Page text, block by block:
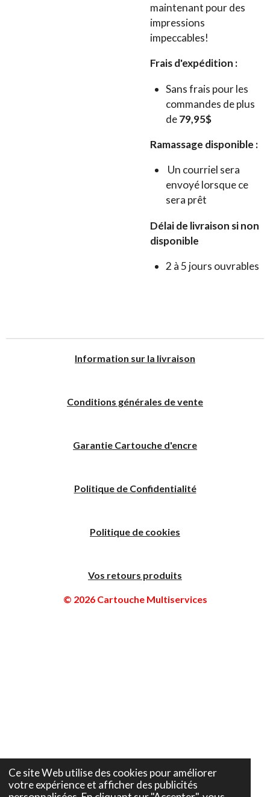
Ce site Web utilise des cookies pour améliorer
votre expérience et afficher des publicités
maintenant pour des
impressions
impeccables!
Frais d'expédition :
Sans frais pour les
commandes de plus
de79,95$
Ramassage disponible :
Un courriel sera
envoyé lorsque ce
sera prêt
Délai de livraison si non
disponible
2 à 5 jours ouvrables
Information sur la livraison
Conditions générales de vente
Garantie Cartouche d'encre
Politique de Confidentialité
Politique de cookies
Vos retours produits
© 2026 Cartouche Multiservices